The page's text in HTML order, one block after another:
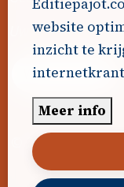
Uw advertentie
Word Partner!
© 2026
|Disclaimer
website
inzicht te
Meer info